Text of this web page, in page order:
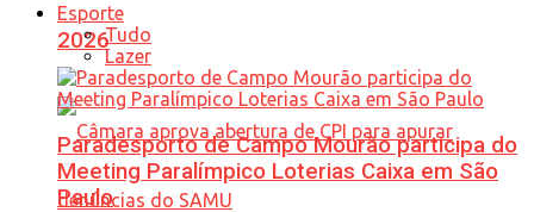
2026
Esporte
Tudo
Lazer
Paradesporto de Campo Mourão participa do
Meeting Paralímpico Loterias Caixa em São
Paulo